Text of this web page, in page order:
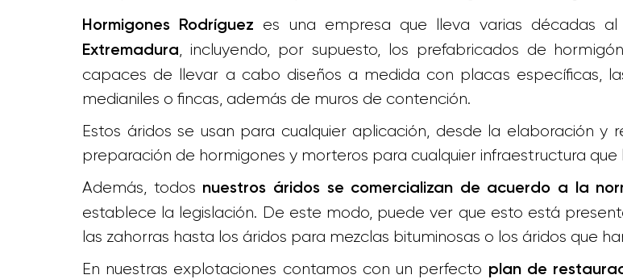
Hormigones Rodríguez es una empresa que lleva varias décadas
Extremadura, incluyendo, por supuesto, los prefabricados de
capaces de llevar a cabo diseños a medida con placas específicas,
medianiles o fincas, además de muros de contención.
Estos áridos se usan para cualquier aplicación, desde la elaboración
preparación de hormigones y morteros para cualquier infraestructura que
Además, todos nuestros áridos se comercializan de acuerdo a la
establece la legislación. De este modo, puede ver que esto está
las zahorras hasta los áridos para mezclas bituminosas o los áridos que
En nuestras explotaciones contamos con un perfecto plan de